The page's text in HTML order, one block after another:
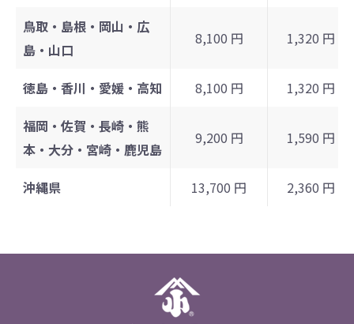
鳥取・島根・岡山・広
島・山口
8,100 円 1,320 円
徳島・香川・愛媛・高知 8,100 円
1,320 円
福岡・佐賀・長崎・熊
本・大分・宮崎・鹿児島
9,200 円 1,590 円
沖縄県 13,700 円 2,360 円